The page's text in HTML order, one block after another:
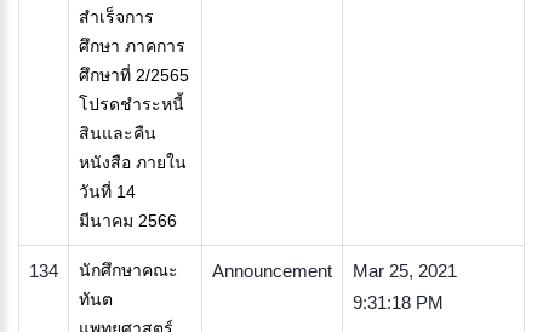
สำเร็จการ
ศึกษา ภาคการ
ศึกษาที่ 2/2565
โปรดชำระหนี้
สินและคืน
หนังสือ ภายใน
วันที่ 14
มีนาคม 2566
134
นักศึกษาคณะ
ทันต
Announcement
Mar 25, 2021
9:31:18 PM